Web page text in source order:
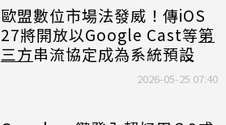
歐盟數位市場法發威！傳iOS
27將開放以Google Cast等第
三方串流協定成為系統預設
2026-05-25 07:40